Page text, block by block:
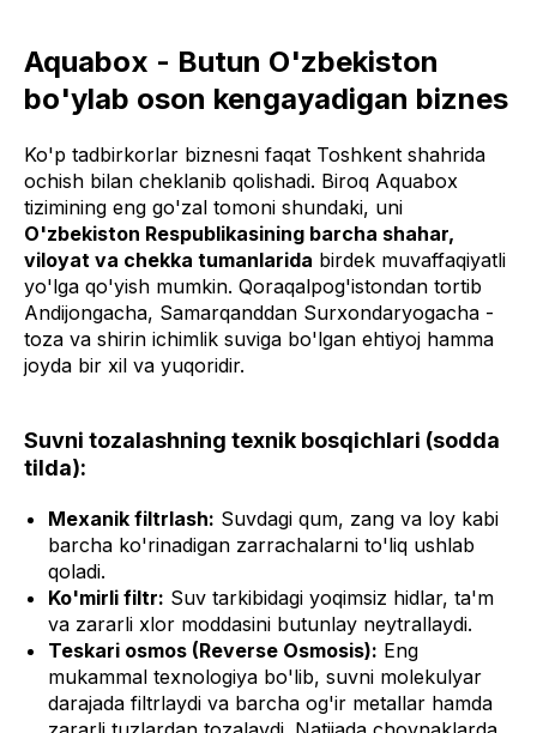
Aquabox - Butun O'zbekiston
bo'ylab oson kengayadigan biznes
Ko'p tadbirkorlar biznesni faqat Toshkent shahrida
ochish bilan cheklanib qolishadi. Biroq Aquabox
tizimining eng go'zal tomoni shundaki, uni
O'zbekiston Respublikasining barcha shahar,
viloyat va chekka tumanlarida birdek muvaffaqiyatli
yo'lga qo'yish mumkin. Qoraqalpog'istondan tortib
Andijongacha, Samarqanddan Surxondaryogacha -
toza va shirin ichimlik suviga bo'lgan ehtiyoj hamma
joyda bir xil va yuqoridir.
Suvni tozalashning texnik bosqichlari (sodda
tilda):
Mexanik filtrlash: Suvdagi qum, zang va loy kabi
barcha ko'rinadigan zarrachalarni to'liq ushlab
qoladi.
Ko'mirli filtr: Suv tarkibidagi yoqimsiz hidlar, ta'm
va zararli xlor moddasini butunlay neytrallaydi.
Teskari osmos (Reverse Osmosis): Eng
mukammal texnologiya bo'lib, suvni molekulyar
darajada filtrlaydi va barcha og'ir metallar hamda